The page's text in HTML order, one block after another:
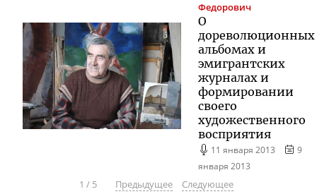
Федорович
О
дореволюционных
альбомах и
эмигрантских
журналах и
формировании
своего
художественного
восприятия
11 января 2013
9
января 2013
1 / 5 Предыдущее
Следующее